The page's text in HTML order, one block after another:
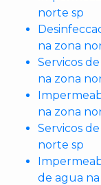
norte sp
na zona
Servicos
na zona
na zona
Servicos
norte sp
de agua